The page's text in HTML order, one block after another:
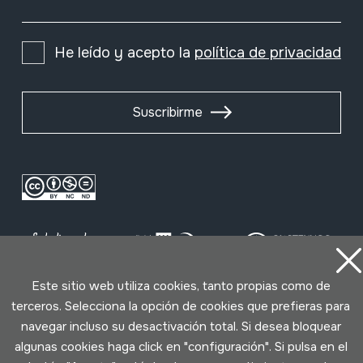
He leído y acepto la política de privacidad
Suscribirme
Condiciones de uso
Política de privacidad
Política de cookies
Este sitio web utiliza cookies, tanto propias como de
terceros. Selecciona la opción de cookies que prefieras para
navegar incluso su desactivación total. Si desea bloquear
algunas cookies haga click en "configuración". Si pulsa en el